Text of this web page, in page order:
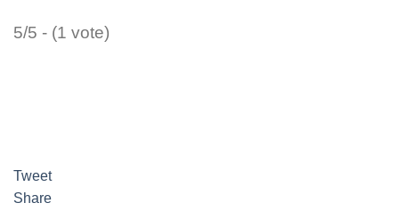
5/5 - (1 vote)
Tweet
Share